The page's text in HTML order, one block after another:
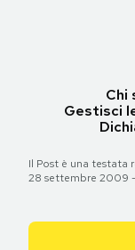
Chi
Gestisci
Il Post è una testata
28 settembre 2009